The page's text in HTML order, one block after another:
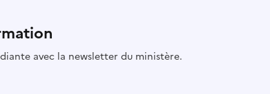
avec la newsletter du ministère.